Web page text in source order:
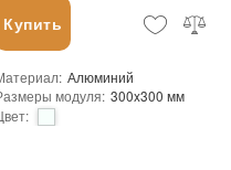
Купить
: Алюминий
модуля: 300x300 мм
: